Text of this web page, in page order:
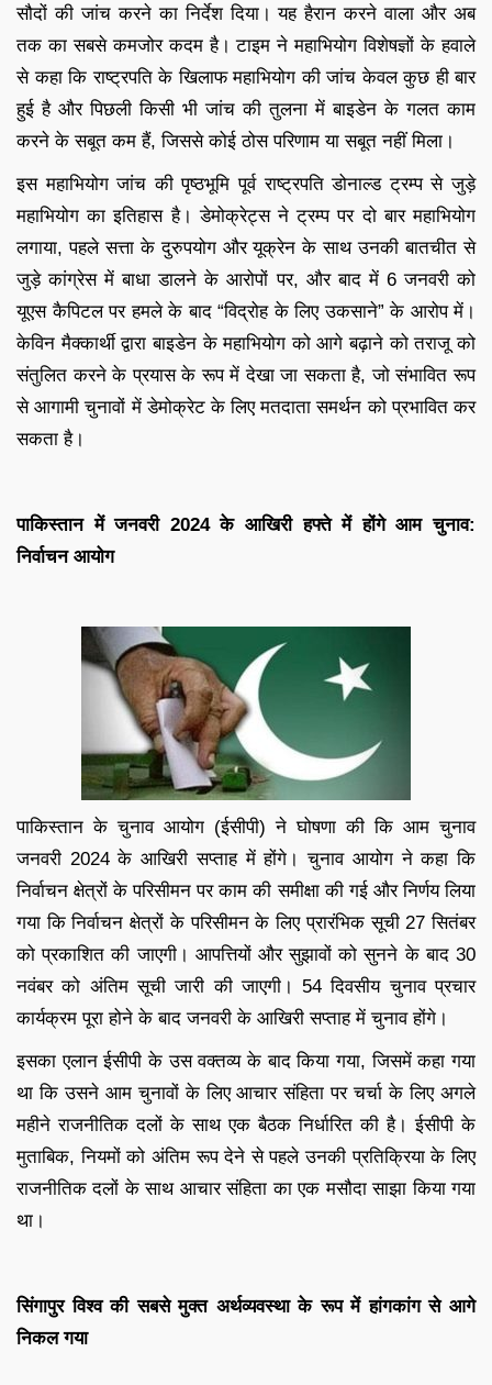
सौदों की जांच करने का निर्देश दिया। यह हैरान करने वाला और अब
तक का सबसे कमजोर कदम है। टाइम ने महाभियोग विशेषज्ञों के हवाले
से कहा कि राष्ट्रपति के खिलाफ महाभियोग की जांच केवल कुछ ही बार
हुई है और पिछली किसी भी जांच की तुलना में बाइडेन के गलत काम
करने के सबूत कम हैं, जिससे कोई ठोस परिणाम या सबूत नहीं मिला।
इस महाभियोग जांच की पृष्ठभूमि पूर्व राष्ट्रपति डोनाल्ड ट्रम्प से जुड़े
महाभियोग का इतिहास है। डेमोक्रेट्स ने ट्रम्प पर दो बार महाभियोग
लगाया, पहले सत्ता के दुरुपयोग और यूक्रेन के साथ उनकी बातचीत से
जुड़े कांग्रेस में बाधा डालने के आरोपों पर, और बाद में 6 जनवरी को
यूएस कैपिटल पर हमले के बाद “विद्रोह के लिए उकसाने” के आरोप में।
केविन मैक्कार्थी द्वारा बाइडेन के महाभियोग को आगे बढ़ाने को तराजू को
संतुलित करने के प्रयास के रूप में देखा जा सकता है, जो संभावित रूप
से आगामी चुनावों में डेमोक्रेट के लिए मतदाता समर्थन को प्रभावित कर
सकता है।
पाकिस्तान में जनवरी 2024 के आखिरी हफ्ते में होंगे आम चुनाव:
निर्वाचन आयोग
पाकिस्तान के चुनाव आयोग (ईसीपी) ने घोषणा की कि आम चुनाव
जनवरी 2024 के आखिरी सप्ताह में होंगे। चुनाव आयोग ने कहा कि
निर्वाचन क्षेत्रों के परिसीमन पर काम की समीक्षा की गई और निर्णय लिया
गया कि निर्वाचन क्षेत्रों के परिसीमन के लिए प्रारंभिक सूची 27 सितंबर
को प्रकाशित की जाएगी। आपत्तियों और सुझावों को सुनने के बाद 30
नवंबर को अंतिम सूची जारी की जाएगी। 54 दिवसीय चुनाव प्रचार
कार्यक्रम पूरा होने के बाद जनवरी के आखिरी सप्ताह में चुनाव होंगे।
इसका एलान ईसीपी के उस वक्तव्य के बाद किया गया, जिसमें कहा गया
था कि उसने आम चुनावों के लिए आचार संहिता पर चर्चा के लिए अगले
महीने राजनीतिक दलों के साथ एक बैठक निर्धारित की है। ईसीपी के
मुताबिक, नियमों को अंतिम रूप देने से पहले उनकी प्रतिक्रिया के लिए
राजनीतिक दलों के साथ आचार संहिता का एक मसौदा साझा किया गया
था।
सिंगापुर विश्व की सबसे मुक्त अर्थव्यवस्था के रूप में हांगकांग से आगे
निकल गया